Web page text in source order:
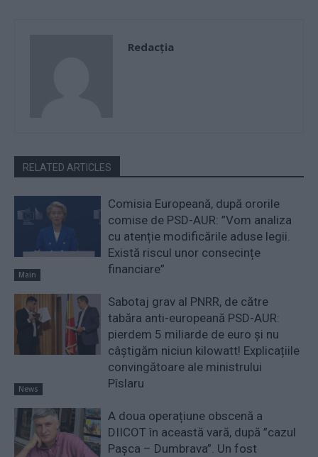
Redacţia
RELATED ARTICLES
Main
Comisia Europeană, după ororile
comise de PSD-AUR: ”Vom analiza
cu atenție modificările aduse legii.
Există riscul unor consecințe
financiare”
News
Sabotaj grav al PNRR, de către
tabăra anti-europeană PSD-AUR:
pierdem 5 miliarde de euro și nu
câștigăm niciun kilowatt! Explicațiile
convingătoare ale ministrului
Pîslaru
A doua operațiune obscenă a
DIICOT în această vară, după ”cazul
Pașca – Dumbrava”. Un fost